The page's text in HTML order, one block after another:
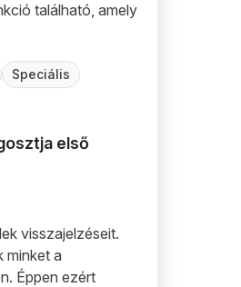
található, amely
Speciális
első benyomásait
első
visszajelzéseit.
minket a
Éppen ezért